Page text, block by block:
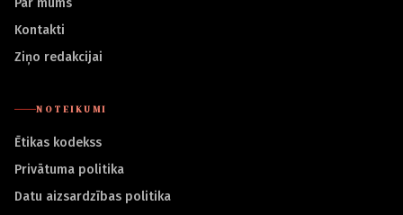
Par mums
Kontakti
Ziņo redakcijai
NOTEIKUMI
Ētikas kodekss
Privātuma politika
Datu aizsardzības politika